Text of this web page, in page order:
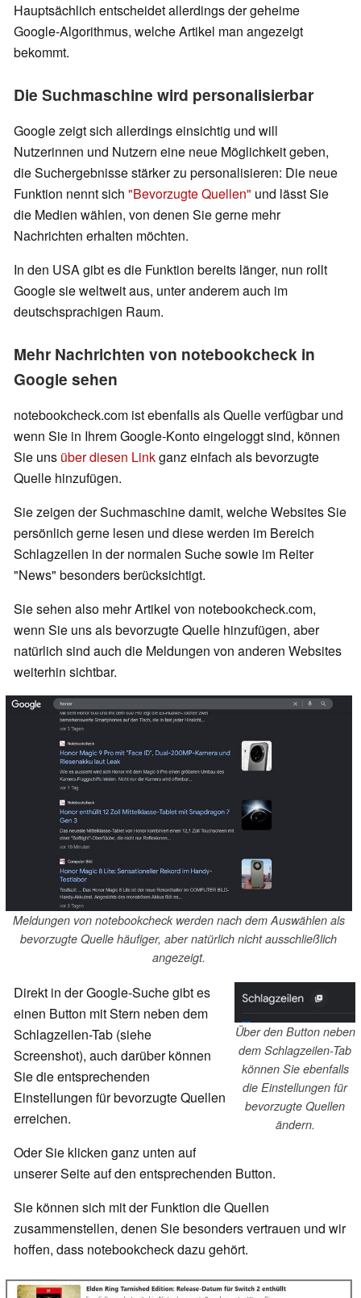
Hauptsächlich entscheidet allerdings der geheime
Google-Algorithmus, welche Artikel man angezeigt
bekommt.
Die Suchmaschine wird personalisierbar
Google zeigt sich allerdings einsichtig und will
Nutzerinnen und Nutzern eine neue Möglichkeit geben,
die Suchergebnisse stärker zu personalisieren: Die neue
Funktion nennt sich "Bevorzugte Quellen" und lässt Sie
die Medien wählen, von denen Sie gerne mehr
Nachrichten erhalten möchten.
In den USA gibt es die Funktion bereits länger, nun rollt
Google sie weltweit aus, unter anderem auch im
deutschsprachigen Raum.
Mehr Nachrichten von notebookcheck in
Google sehen
notebookcheck.com ist ebenfalls als Quelle verfügbar und
wenn Sie in Ihrem Google-Konto eingeloggt sind, können
Sie uns über diesen Linkganz einfach als bevorzugte
Quelle hinzufügen.
Sie zeigen der Suchmaschine damit, welche Websites Sie
persönlich gerne lesen und diese werden im Bereich
Schlagzeilen in der normalen Suche sowie im Reiter
"News" besonders berücksichtigt.
Sie sehen also mehr Artikel von notebookcheck.com,
wenn Sie uns als bevorzugte Quelle hinzufügen, aber
natürlich sind auch die Meldungen von anderen Websites
weiterhin sichtbar.
Meldungen von notebookcheck werden nach dem Auswählen als
bevorzugte Quelle häufiger, aber natürlich nicht ausschließlich
angezeigt.
Über den Button neben
dem Schlagzeilen-Tab
können Sie ebenfalls
die Einstellungen für
bevorzugte Quellen
ändern.
Direkt in der Google-Suche gibt es
einen Button mit Stern neben dem
Schlagzeilen-Tab (siehe
Screenshot), auch darüber können
Sie die entsprechenden
Einstellungen für bevorzugte Quellen
erreichen.
Oder Sie klicken ganz unten auf
unserer Seite auf den entsprechenden Button.
Sie können sich mit der Funktion die Quellen
zusammenstellen, denen Sie besonders vertrauen und wir
hoffen, dass notebookcheck dazu gehört.